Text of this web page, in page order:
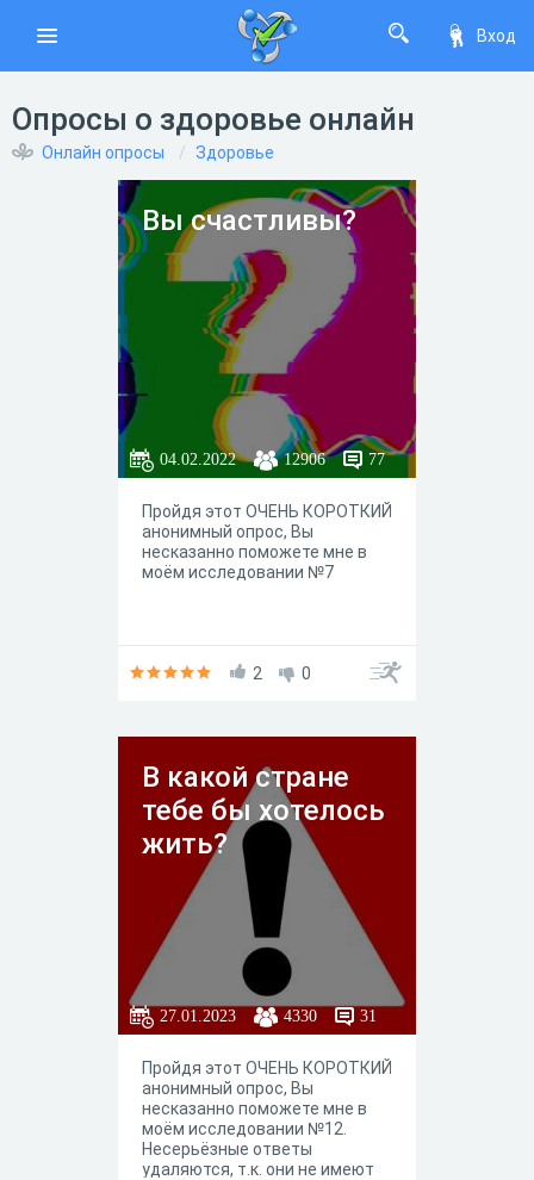
Вход
Опросы о здоровье онлайн
Онлайн опросы Здоровье
Вы счастливы?
04.02.2022 12906 77
Пройдя этот ОЧЕНЬ КОРОТКИЙ
анонимный опрос, Вы
несказанно поможете мне в
моём исследовании №7
2 0
В какой стране
тебе бы хотелось
жить?
27.01.2023 4330 31
Пройдя этот ОЧЕНЬ КОРОТКИЙ
анонимный опрос, Вы
несказанно поможете мне в
моём исследовании №12.
Несерьёзные ответы
удаляются, т.к. они не имеют